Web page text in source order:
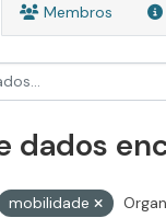
Membros
dados
mobilidade